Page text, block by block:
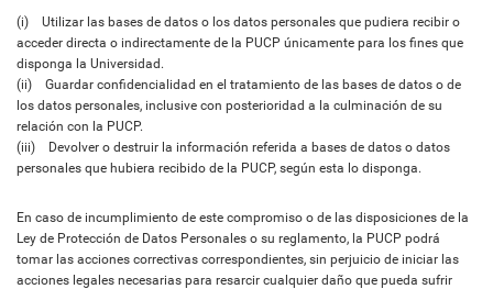
(i) Utilizar las bases de datos o los datos personales que pudiera recibir o
acceder directa o indirectamente de la PUCP únicamente para los fines que
disponga la Universidad.
(ii) Guardar confidencialidad en el tratamiento de las bases de datos o de
los datos personales, inclusive con posterioridad a la culminación de su
relación con la PUCP.
(iii) Devolver o destruir la información referida a bases de datos o datos
personales que hubiera recibido de la PUCP, según esta lo disponga.
En caso de incumplimiento de este compromiso o de las disposiciones de la
Ley de Protección de Datos Personales o su reglamento, la PUCP podrá
tomar las acciones correctivas correspondientes, sin perjuicio de iniciar las
acciones legales necesarias para resarcir cualquier daño que pueda sufrir